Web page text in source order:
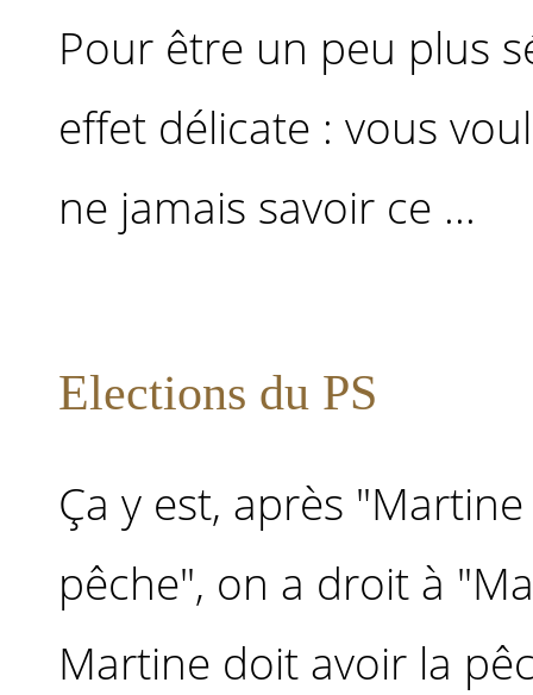
Pour être un peu plus
effet délicate : vous
ne jamais savoir ce ...
Elections du PS
Ça y est, après
pêche", on a droit à
Martine doit avoir la